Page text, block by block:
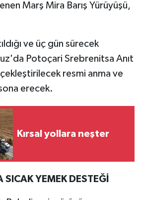
Marş Mira Barış Yürüyüşü,
ve üç gün sürecek
Potoçari Srebrenitsa Anıt
resmi anma ve
erecek.
Kırsal yollara neşter
YEMEK DESTEĞİ